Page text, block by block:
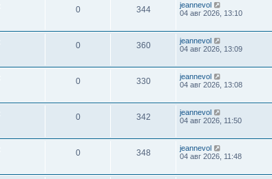
0 344
jeannevol
04 авг 2026, 13:10
0 360
jeannevol
04 авг 2026, 13:09
0 330
jeannevol
04 авг 2026, 13:08
0 342
jeannevol
04 авг 2026, 11:50
0 348
jeannevol
04 авг 2026, 11:48